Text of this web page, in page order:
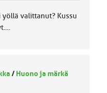
valittanut? Kussu
/ Huono ja märkä